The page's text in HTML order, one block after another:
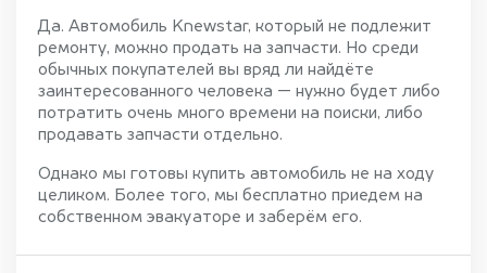
Да. Автомобиль Knewstar, который не подлежит
ремонту, можно продать на запчасти. Но среди
обычных покупателей вы вряд ли найдёте
заинтересованного человека — нужно будет либо
потратить очень много времени на поиски, либо
продавать запчасти отдельно.
Однако мы готовы купить автомобиль не на ходу
целиком. Более того, мы бесплатно приедем на
собственном эвакуаторе и заберём его.